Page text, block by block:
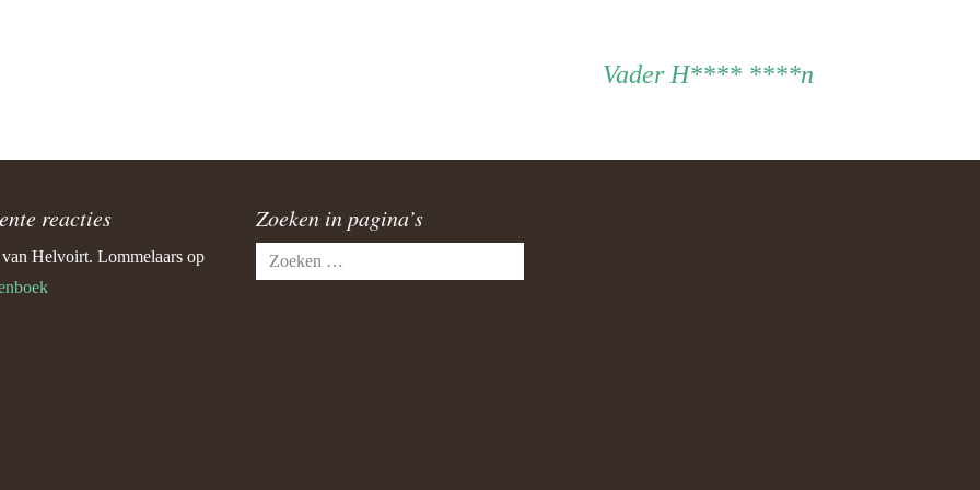
Vader Vader
H**** ****n
reacties
Helvoirt. Lommelaars op
Zoeken in pagina’s
Zoeken
naar: